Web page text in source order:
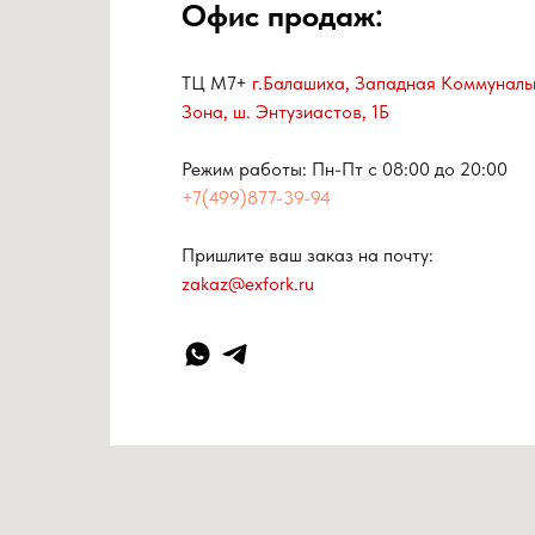
Офис продаж:
ТЦ М7+ г.Балашиха, Западная
Зона, ш. Энтузиастов, 1Б
Режим работы: Пн-Пт с 08:00 до 20:00
+7(499)877-39-94
Пришлите ваш заказ на почту:
zakaz@exfork.ru